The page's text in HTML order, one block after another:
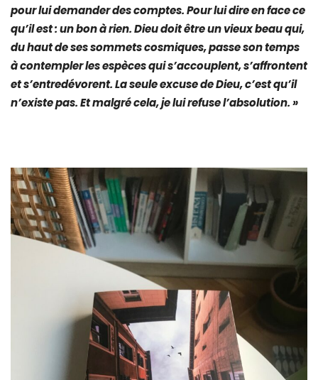
pour lui demander des comptes. Pour lui dire en face ce
qu’il est : un bon à rien. Dieu doit être un vieux beau qui,
du haut de ses sommets cosmiques, passe son temps
à contempler les espèces qui s’accouplent, s’affrontent
et s’entredévorent. La seule excuse de Dieu, c’est qu’il
n’existe pas. Et malgré cela, je lui refuse l’absolution. »